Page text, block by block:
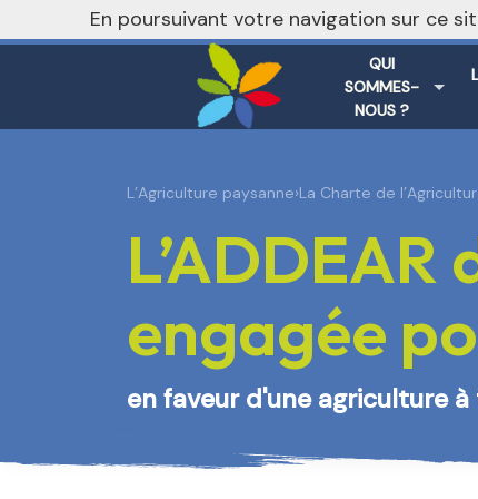
QUI
SOMMES-
NOUS ?
nivo_2026: 1
L’Agriculture paysanne›La Charte de
engagée
en faveur d'une agriculture
En poursuivant votre navigation sur ce